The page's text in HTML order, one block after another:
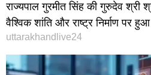
राज्यपाल गुरमीत सिंह की गुरुदेव श्री
वैश्विक शांति और राष्ट्र निर्माण पर
uttarakhandlive24